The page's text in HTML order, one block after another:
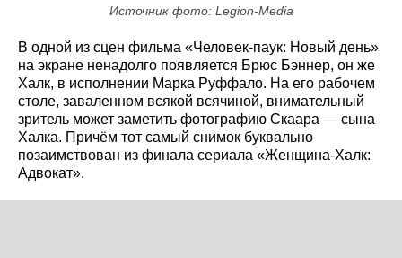
Источник фото: Legion-Media
В одной из сцен фильма «Человек-паук: Новый день»
на экране ненадолго появляется Брюс Бэннер, он же
Халк, в исполнении Марка Руффало. На его рабочем
столе, заваленном всякой всячиной, внимательный
зритель может заметить фотографию Скаара — сына
Халка. Причём тот самый снимок буквально
позаимствован из финала сериала «Женщина-Халк:
Адвокат».